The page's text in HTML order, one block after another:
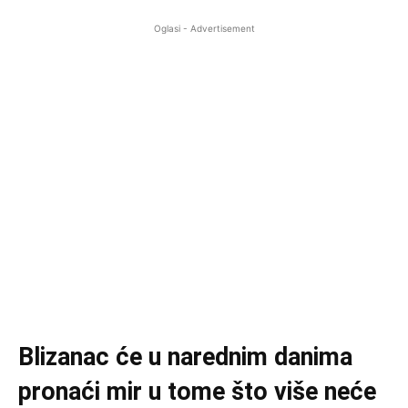
Oglasi - Advertisement
Blizanac će u narednim danima
pronaći mir u tome što više neće